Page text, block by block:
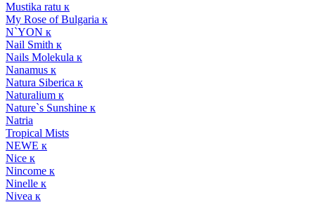
Mustika ratu к
My Rose of Bulgaria к
N`YON к
Nail Smith к
Nails Molekula к
Nanamus к
Natura Siberica к
Naturalium к
Nature`s Sunshine к
Natria
Tropical Mists
NEWE к
Nice к
Nincome к
Ninelle к
Nivea к